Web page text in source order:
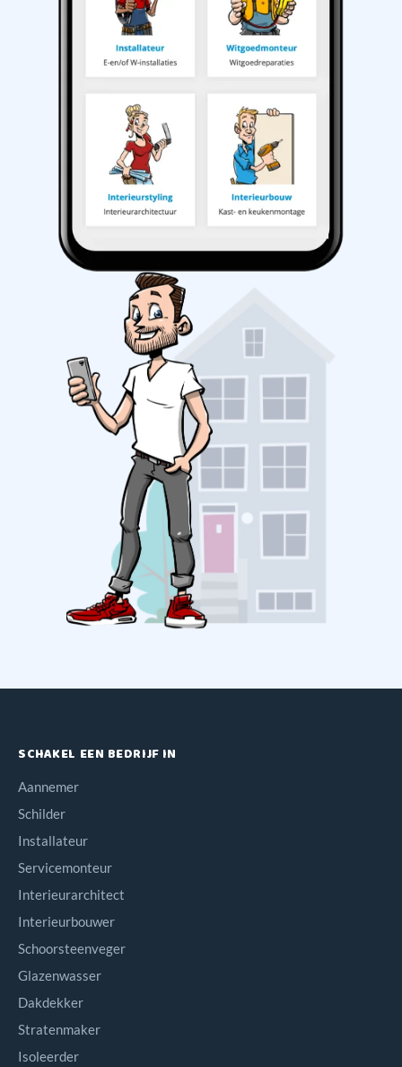
SCHAKEL EEN BEDRIJF IN
Aannemer
Schilder
Installateur
Servicemonteur
Interieurarchitect
Interieurbouwer
Schoorsteenveger
Glazenwasser
Dakdekker
Stratenmaker
Isoleerder